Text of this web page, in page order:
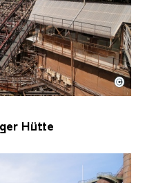
Hütte mit
Hütte | Karl
©
Hütte